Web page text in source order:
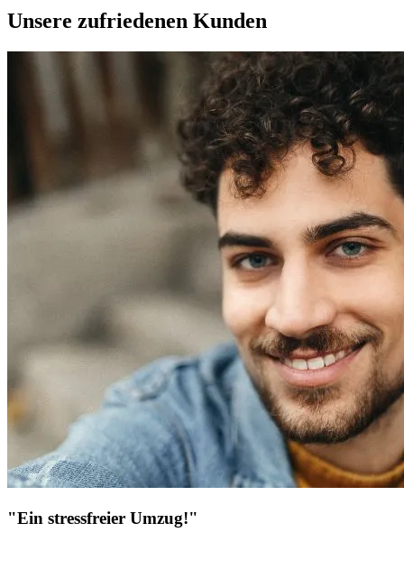
Unsere zufriedenen Kunden
"Ein stressfreier Umzug!"